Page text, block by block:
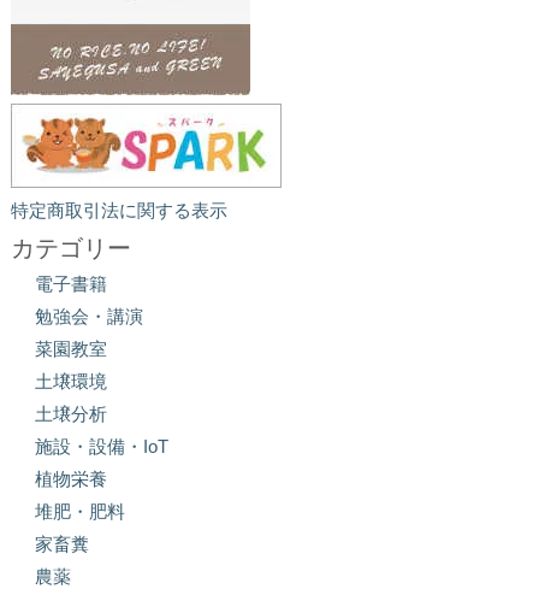
特定商取引法に関する表示
カテゴリー
電子書籍
勉強会・講演
菜園教室
土壌環境
土壌分析
施設・設備・IoT
植物栄養
堆肥・肥料
家畜糞
農薬